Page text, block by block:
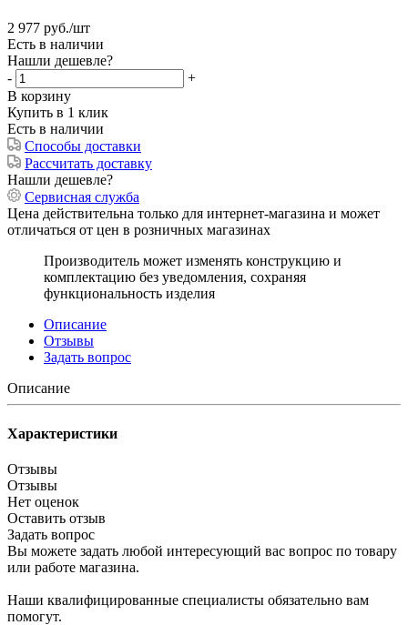
2 977 руб./шт
Есть в наличии
Нашли дешевле?
-
+
В корзину
Купить в 1 клик
Есть в наличии
Способы доставки
Рассчитать доставку
Нашли дешевле?
Сервисная служба
Цена действительна только для интернет-магазина и может
отличаться от цен в розничных магазинах
Производитель может изменять конструкцию и
комплектацию без уведомления, сохраняя
функциональность изделия
Описание
Отзывы
Задать вопрос
Описание
Характеристики
Отзывы
Отзывы
Нет оценок
Оставить отзыв
Задать вопрос
Вы можете задать любой интересующий вас вопрос по товару
или работе магазина.
Наши квалифицированные специалисты обязательно вам
помогут.